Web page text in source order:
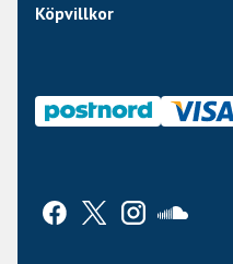
Köpvillkor